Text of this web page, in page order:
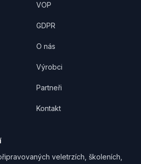
VOP
GDPR
O nás
Výrobci
Partneři
Kontakt
veletrzích, školeních,